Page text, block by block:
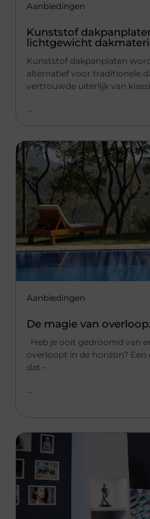
Aanbiedingen
Kunststof
lichtgewicht
Kunststof dakpanplaten
alternatief voor traditionele
vertrouwde uiterlijk van
Aanbiedingen
De magie van
Heb je ooit gedroomd van
overloopt in de horizon?
dat –
...